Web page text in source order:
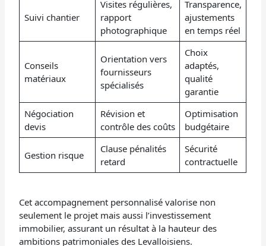
Suivi chantier
Visites régulières,
rapport
photographique
Transparence,
ajustements
en temps réel
Conseils
matériaux
Orientation vers
fournisseurs
spécialisés
Choix
adaptés,
qualité
garantie
Négociation
devis
Révision et
contrôle des coûts
Optimisation
budgétaire
Gestion risque
Clause pénalités
retard
Sécurité
contractuelle
Cet accompagnement personnalisé valorise non
seulement le projet mais aussi l’investissement
immobilier, assurant un résultat à la hauteur des
ambitions patrimoniales des Levalloisiens.